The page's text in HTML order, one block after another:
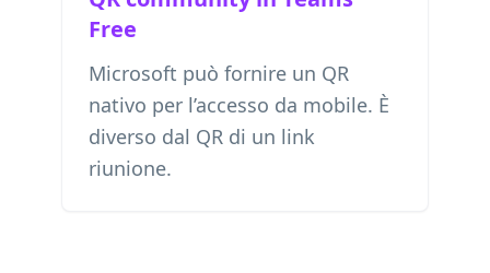
Free
Microsoft può fornire un QR
nativo per l’accesso da mobile. È
diverso dal QR di un link
riunione.